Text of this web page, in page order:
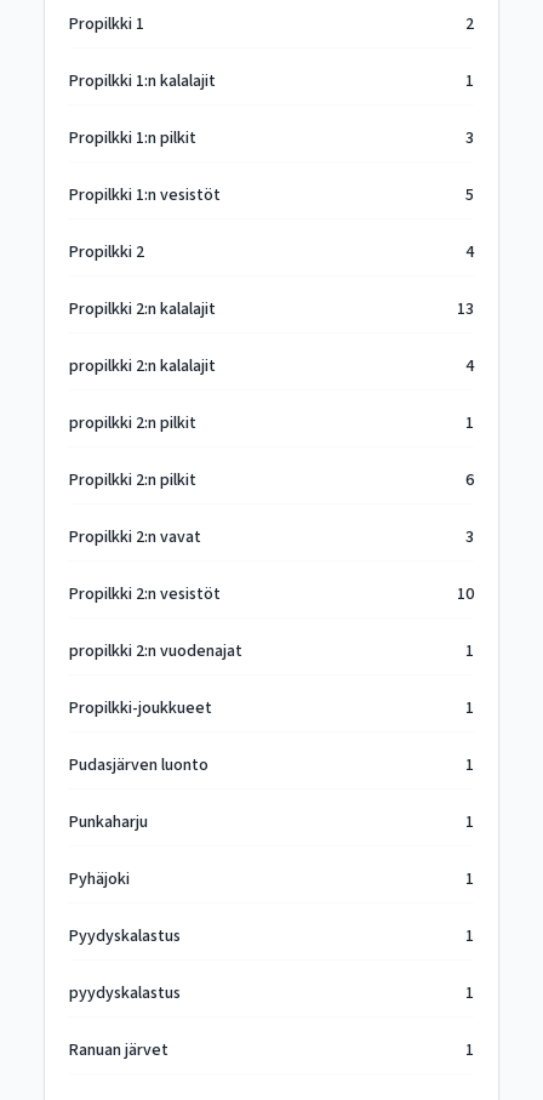
Propilkki 1 2
Propilkki 1:n kalalajit 1
Propilkki 1:n pilkit 3
Propilkki 1:n vesistöt 5
Propilkki 2 4
Propilkki 2:n kalalajit 13
propilkki 2:n kalalajit 4
propilkki 2:n pilkit 1
Propilkki 2:n pilkit 6
Propilkki 2:n vavat 3
Propilkki 2:n vesistöt 10
propilkki 2:n vuodenajat 1
Propilkki-joukkueet 1
Pudasjärven luonto 1
Punkaharju 1
Pyhäjoki 1
Pyydyskalastus 1
pyydyskalastus 1
Ranuan järvet 1